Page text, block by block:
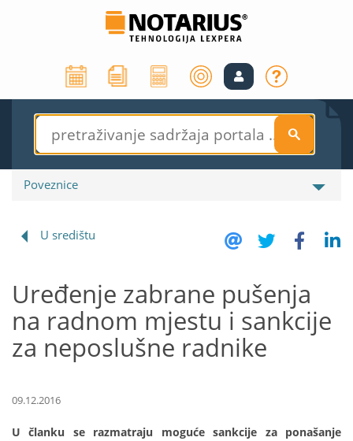
S
Poveznice
U središtu
Uređenje zabrane pušenja
na radnom mjestu i sankcije
za neposlušne radnike
09.12.2016
U članku se razmatraju moguće sankcije za ponašanje